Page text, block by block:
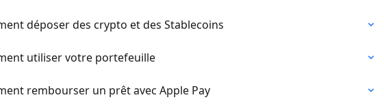
déposer des crypto et des Stablecoins
utiliser votre portefeuille
rembourser un prêt avec Apple Pay